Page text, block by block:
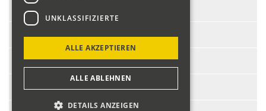
Start-Nr.:
Fahrer:
Rohner Christian
Fahrzeug:
Simca 1000 Rallye 2
BJ:
1974
UNKLASSIFIZIERTE
ALLE AKZEPTIEREN
ALLE ABLEHNEN
DETAILS ANZEIGEN